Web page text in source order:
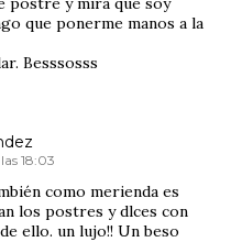
que ponerme manos a la
Besssosss
18:03
como merienda es
los postres y dlces con
ello. un lujo!! Un beso